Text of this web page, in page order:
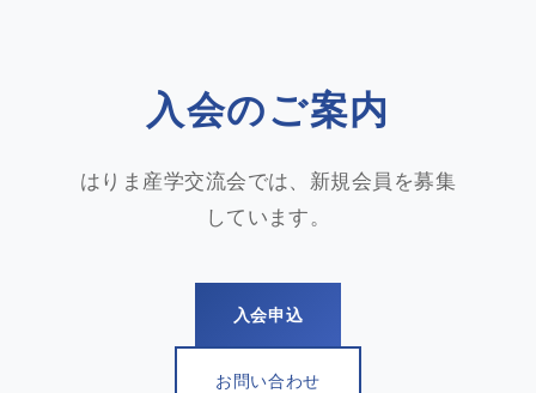
入会のご案内
はりま産学交流会では、新規会員を募集
しています。
入会申込
お問い合わせ